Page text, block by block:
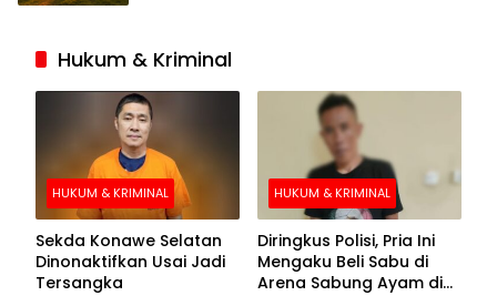
Hukum & Kriminal
HUKUM & KRIMINAL
Sekda Konawe Selatan
Dinonaktifkan Usai Jadi
Tersangka
HUKUM & KRIMINAL
Diringkus Polisi, Pria Ini
Mengaku Beli Sabu di
Arena Sabung Ayam di